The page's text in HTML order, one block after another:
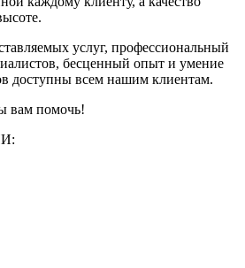
услуг, профессиональный
бесценный опыт и умение
доступны всем нашим клиентам.
вам помочь!